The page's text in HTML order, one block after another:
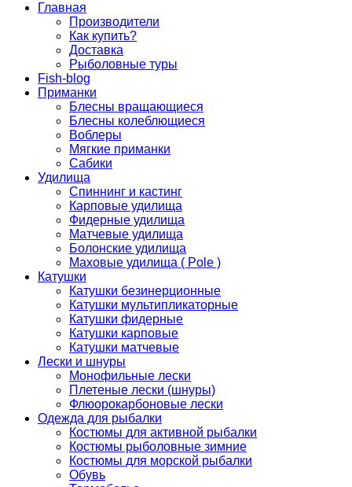
Главная
Производители
Как купить?
Доставка
Рыболовные туры
Fish-blog
Приманки
Блесны вращающиеся
Блесны колеблющиеся
Воблеры
Мягкие приманки
Сабики
Удилища
Спиннинг и кастинг
Карповые удилища
Фидерные удилища
Матчевые удилища
Болонские удилища
Маховые удилища ( Pole )
Катушки
Катушки безинерционные
Катушки мультипликаторные
Катушки фидерные
Катушки карповые
Катушки матчевые
Лески и шнуры
Монофильные лески
Плетеные лески (шнуры)
Флюорокарбоновые лески
Одежда для рыбалки
Костюмы для активной рыбалки
Костюмы рыболовные зимние
Костюмы для морской рыбалки
Обувь